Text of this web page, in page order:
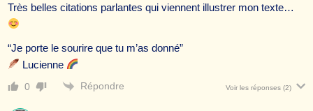
Très belles citations parlantes qui viennent illustrer mon texte…
“Je porte le sourire que tu m’as donné”
Lucienne
0 Répondre Voir les réponses (2)